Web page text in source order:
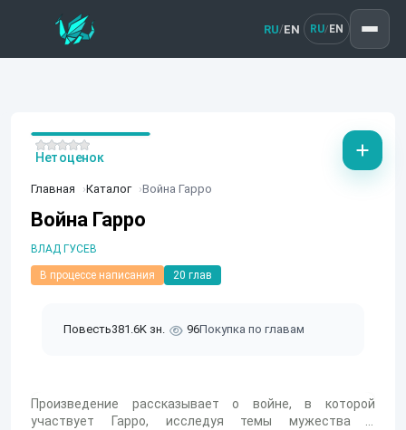
RU/EN RU/ EN
Главная Каталог Война Гарро
Война Гарро
ВЛАД ГУСЕВ
В процессе написания 20 глав
Повесть381.6K зн. 96Покупка по главам
Нет оценок
Произведение рассказывает о войне, в которой
участвует Гарро, исследуя темы мужества и